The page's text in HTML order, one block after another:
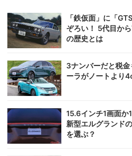
「鉄仮面」に「
ぞろい！ 5代目か
の歴史とは
3ナンバーだと税
ーラがノートより
15.6インチ1画面
新型エルグランド
を選ぶ？